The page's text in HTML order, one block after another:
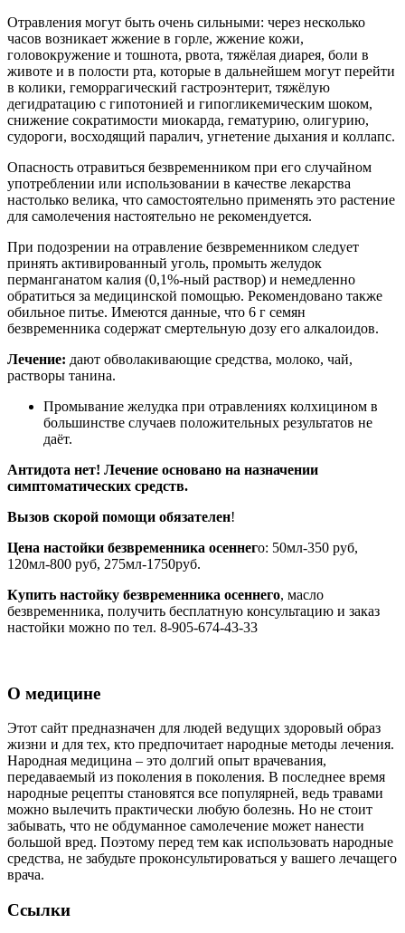
Отравления могут быть очень сильными: через несколько
часов возникает жжение в горле, жжение кожи,
головокружение и тошнота, рвота, тяжёлая диарея, боли в
животе и в полости рта, которые в дальнейшем могут перейти
в колики, геморрагический гастроэнтерит, тяжёлую
дегидратацию с гипотонией и гипогликемическим шоком,
снижение сократимости миокарда, гематурию, олигурию,
судороги, восходящий паралич, угнетение дыхания и коллапс.
Опасность отравиться безвременником при его случайном
употреблении или использовании в качестве лекарства
настолько велика, что самостоятельно применять это растение
для самолечения настоятельно не рекомендуется.
При подозрении на отравление безвременником следует
принять активированный уголь, промыть желудок
перманганатом калия (0,1%-ный раствор) и немедленно
обратиться за медицинской помощью. Рекомендовано также
обильное питье. Имеются данные, что 6 г семян
безвременника содержат смертельную дозу его алкалоидов.
Лечение: дают обволакивающие средства, молоко, чай,
растворы танина.
Промывание желудка при отравлениях колхицином в
большинстве случаев положительных результатов не
даёт.
Антидота нет! Лечение основано на назначении
симптоматических средств.
Вызов скорой помощи обязателен!
Цена настойки безвременника осеннего: 50мл-350 руб,
120мл-800 руб, 275мл-1750руб.
Купить настойку безвременника осеннего, масло
безвременника, получить бесплатную консультацию и заказ
настойки можно по тел. 8-905-674-43-33
О медицине
Этот сайт предназначен для людей ведущих здоровый образ
жизни и для тех, кто предпочитает народные методы лечения.
Народная медицина – это долгий опыт врачевания,
передаваемый из поколения в поколения. В последнее время
народные рецепты становятся все популярней, ведь травами
можно вылечить практически любую болезнь. Но не стоит
забывать, что не обдуманное самолечение может нанести
большой вред. Поэтому перед тем как использовать народные
средства, не забудьте проконсультироваться у вашего лечащего
врача.
Ссылки